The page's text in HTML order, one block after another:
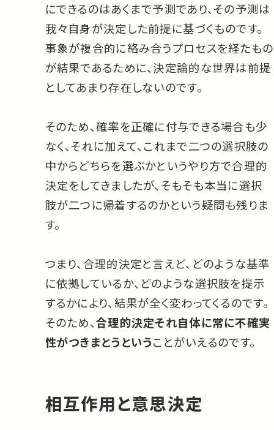
にできるのはあくまで予測であり、その予測は
我々自身が決定した前提に基づくものです。
事象が複合的に絡み合うプロセスを経たもの
が結果であるために、決定論的な世界は前提
としてあまり存在しないのです。
そのため、確率を正確に付与できる場合も少
なく、それに加えて、これまで二つの選択肢の
中からどちらを選ぶかというやり方で合理的
決定をしてきましたが、そもそも本当に選択
肢が二つに帰着するのかという疑問も残りま
す。
つまり、合理的決定と言えど、どのような基準
に依拠しているか、どのような選択肢を提示
するかにより、結果が全く変わってくるのです。
そのため、合理的決定それ自体に常に不確実
性がつきまとうということがいえるのです。
相互作用と意思決定